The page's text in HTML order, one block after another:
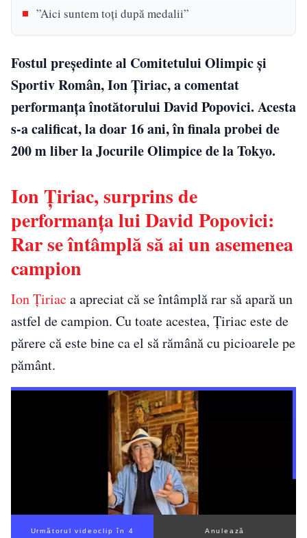
”Aici suntem toți după medalii”
Fostul preşedinte al Comitetului Olimpic şi
Sportiv Român, Ion Ţiriac, a comentat
performanța înotătorului David Popovici. Acesta
s-a calificat, la doar 16 ani, în finala probei de
200 m liber la Jocurile Olimpice de la Tokyo.
Ion Țiriac, surprins de
performanţa lui David Popovici:
Rar se întâmplă să ai un asemenea
campion
Ion Țiriac a apreciat că se întâmplă rar să apară un
astfel de campion. Cu toate acestea, Țiriac este de
părere că este bine ca el să rămână cu picioarele pe
pământ.
Următorul videoclip în 3 Anulează